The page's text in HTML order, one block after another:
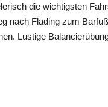
die wichtigsten
nach Flading zum
Lustige